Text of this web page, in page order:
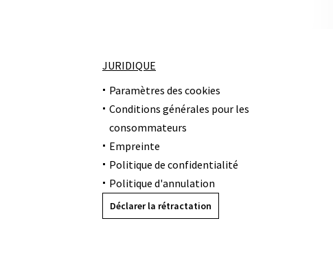
JURIDIQUE
Paramètres des cookies
Conditions générales pour les
consommateurs
Empreinte
Politique de confidentialité
Politique d'annulation
Déclarer la rétractation